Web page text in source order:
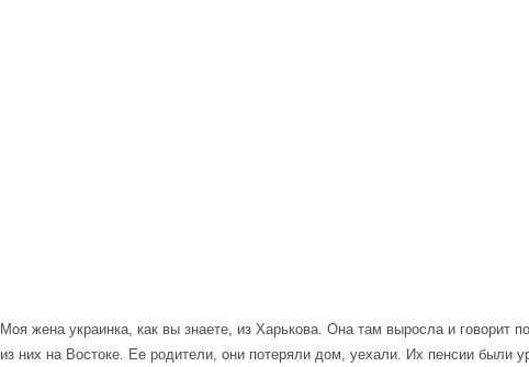
Моя жена украинка, как вы знаете, из Харькова. Она там выросла и говорит
из них на Востоке. Ее родители, они потеряли дом, уехали. Их пенсии были